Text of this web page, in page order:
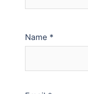
Name *